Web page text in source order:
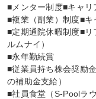
■メンター制度■キャ
■複業（副業）制度■キ
■定期通院休暇制度■
ルムナイ）
■永年勤続賞
■従業員持ち株会奨励
の補助金支給）
■社員食堂（S-Poolラウ